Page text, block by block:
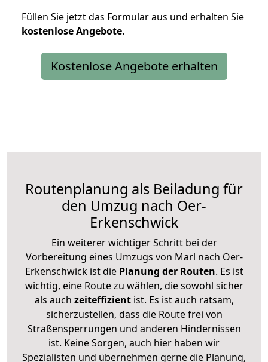
Füllen Sie jetzt das Formular aus und erhalten Sie
kostenloseAngebote.
Kostenlose Angebote erhalten
Routenplanung als Beiladung für
den Umzug nach Oer-
Erkenschwick
Ein weiterer wichtiger Schritt bei der
Vorbereitung eines Umzugs von Marl nach Oer-
Erkenschwick ist diePlanung der Routen. Es ist
wichtig, eine Route zu wählen, die sowohl sicher
als auch zeiteffizientist. Es ist auch ratsam,
sicherzustellen, dass die Route frei von
Straßensperrungen und anderen Hindernissen
ist. Keine Sorgen, auch hier haben wir
Spezialisten und übernehmen gerne die Planung,